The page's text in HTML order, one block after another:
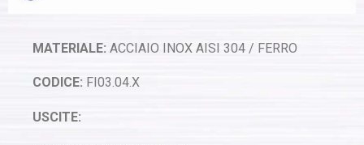
MATERIALE: ACCIAIO INOX AISI 304 / FERRO
CODICE: FI03.04.X
USCITE: